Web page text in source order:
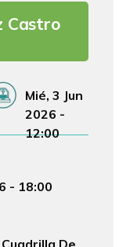
Castro
de Fallecimiento
Mié, 3 Jun
2026 -
12:00
- 18:00